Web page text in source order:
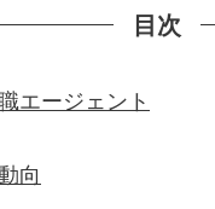
目次
エージェント
向